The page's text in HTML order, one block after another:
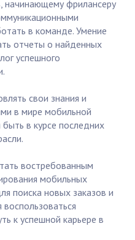
начинающему фрилансеру
в команде. Умение
отчеты о найденных
успешного
свои знания и
в мире мобильной
в курсе последних
востребованным
мобильных
поиска новых заказов и
к успешной карьере в